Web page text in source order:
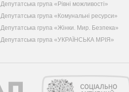
Депутатська група «Рівні можливості»
Депутатська група «Комунальні ресурси»
Депутатська група «Жінки. Мир. Безпека»
Депутатська група «УКРАЇНСЬКА МРІЯ»